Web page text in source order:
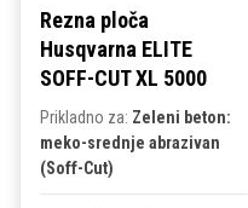
Rezna ploča
Husqvarna ELITE
SOFF-CUT XL 5000
Prikladno za: Zeleni beton:
meko-srednje abrazivan
(Soff-Cut)